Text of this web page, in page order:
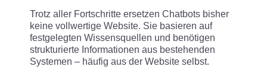
Trotz aller Fortschritte ersetzen Chatbots bisher
keine vollwertige Website. Sie basieren auf
festgelegten Wissensquellen und benötigen
strukturierte Informationen aus bestehenden
Systemen – häufig aus der Website selbst.